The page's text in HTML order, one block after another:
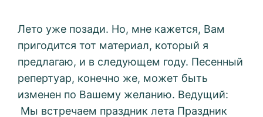
Лето уже позади. Но, мне кажется, Вам
пригодится тот материал, который я
предлагаю, и в следующем году. Песенный
репертуар, конечно же, может быть
изменен по Вашему желанию. Ведущий:
Мы встречаем праздник лета Праздник